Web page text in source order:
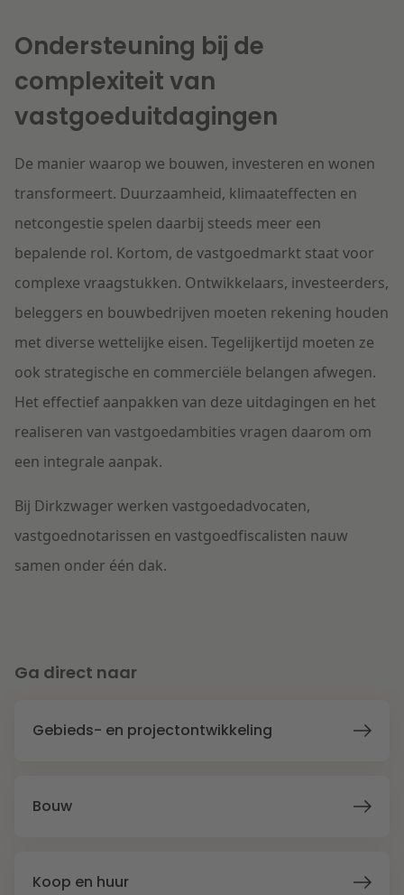
Ondersteuning bij de
complexiteit van
vastgoeduitdagingen
De manier waarop we bouwen, investeren en wonen
transformeert. Duurzaamheid, klimaateffecten en
netcongestie spelen daarbij steeds meer een
bepalende rol. Kortom, de vastgoedmarkt staat voor
complexe vraagstukken. Ontwikkelaars, investeerders,
beleggers en bouwbedrijven moeten rekening houden
met diverse wettelijke eisen. Tegelijkertijd moeten ze
ook strategische en commerciële belangen afwegen.
Het effectief aanpakken van deze uitdagingen en het
realiseren van vastgoedambities vragen daarom om
een integrale aanpak.
Bij Dirkzwager werken vastgoedadvocaten,
vastgoednotarissen en vastgoedfiscalisten nauw
samen onder één dak.
Ga direct naar
Gebieds- en projectontwikkeling
Bouw
Koop en huur